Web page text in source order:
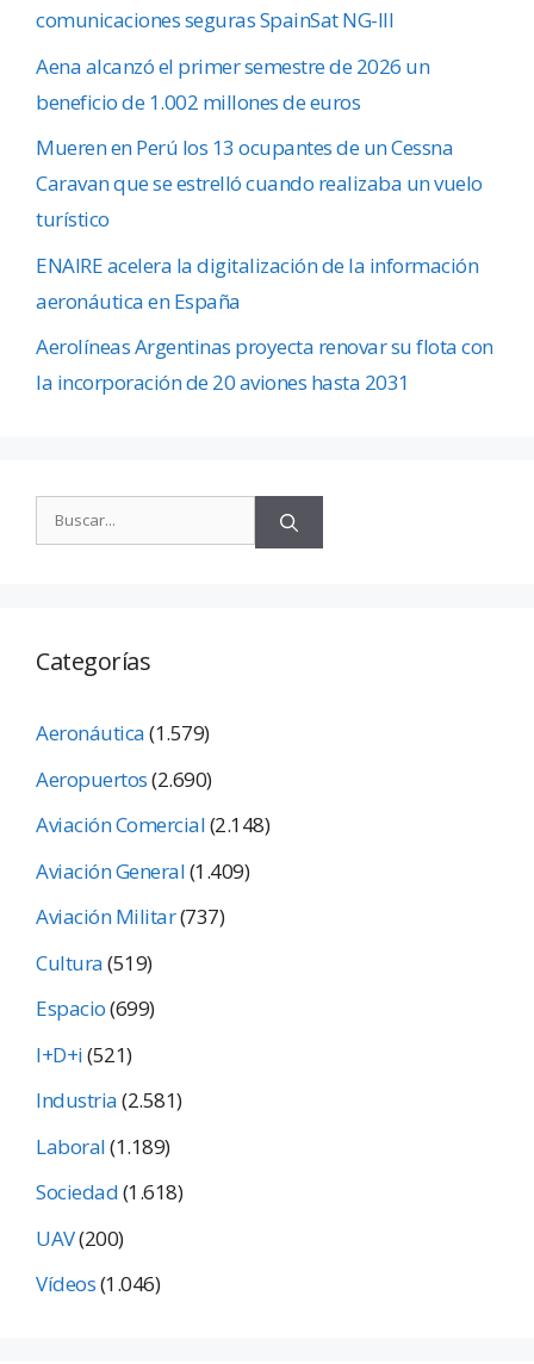
comunicaciones seguras SpainSat NG-III
Aena alcanzó el primer semestre de 2026 un
beneficio de 1.002 millones de euros
Mueren en Perú los 13 ocupantes de un Cessna
Caravan que se estrelló cuando realizaba un vuelo
turístico
ENAIRE acelera la digitalización de la información
aeronáutica en España
Aerolíneas Argentinas proyecta renovar su flota con
la incorporación de 20 aviones hasta 2031
Categorías
Aeronáutica(1.579)
Aeropuertos(2.690)
Aviación Comercial(2.148)
Aviación General(1.409)
Aviación Militar(737)
Cultura(519)
Espacio(699)
I+D+i(521)
Industria(2.581)
Laboral(1.189)
Sociedad(1.618)
UAV(200)
Vídeos(1.046)